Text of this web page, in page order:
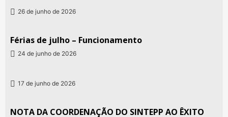
26 de junho de 2026
Férias de julho – Funcionamento
24 de junho de 2026
17 de junho de 2026
NOTA DA COORDENAÇÃO DO SINTEPP AO ÊXITO